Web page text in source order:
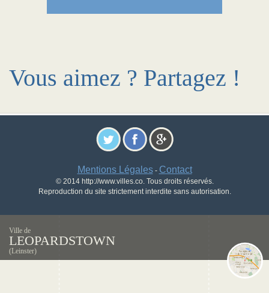
Vous aimez ? Partagez !
Mentions Légales- Contact
© 2014 http://www.villes.co. Tous droits réservés.
Reproduction du site strictement interdite sans autorisation.
Ville de
LEOPARDSTOWN
(Leinster)